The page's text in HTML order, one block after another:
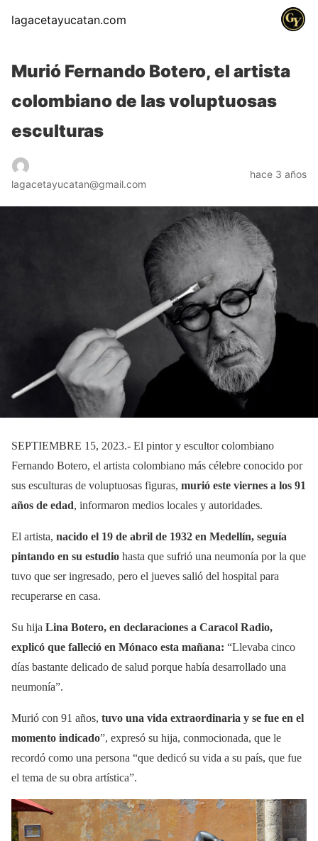
lagacetayucatan.com
Murió Fernando Botero, el artista
colombiano de las voluptuosas
esculturas
lagacetayucatan@gmail.com
hace 3 años
SEPTIEMBRE 15, 2023.- El pintor y escultor colombiano
Fernando Botero, el artista colombiano más célebre conocido por
sus esculturas de voluptuosas figuras, murió este viernes a los 91
años de edad, informaron medios locales y autoridades.
El artista, nacido el 19 de abril de 1932 en Medellín, seguía
pintando en su estudio hasta que sufrió una neumonía por la que
tuvo que ser ingresado, pero el jueves salió del hospital para
recuperarse en casa.
Su hija Lina Botero, en declaraciones a Caracol Radio,
explicó que falleció en Mónaco esta mañana: “Llevaba cinco
días bastante delicado de salud porque había desarrollado una
neumonía”.
Murió con 91 años, tuvo una vida extraordinaria y se fue en el
momento indicado”, expresó su hija, conmocionada, que le
recordó como una persona “que dedicó su vida a su país, que fue
el tema de su obra artística”.